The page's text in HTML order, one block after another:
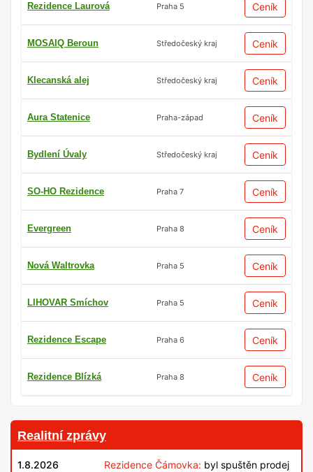
Rezidence Laurová Praha 5 Ceník
MOSAIQ Beroun Středočeský kraj Ceník
Klecanská alej Středočeský kraj Ceník
Aura Statenice Praha-západ Ceník
Bydlení Úvaly Středočeský kraj Ceník
SO-HO Rezidence Praha 7 Ceník
Evergreen Praha 8 Ceník
Nová Waltrovka Praha 5 Ceník
LIHOVAR Smíchov Praha 5 Ceník
Rezidence Escape Praha 6 Ceník
Rezidence Blízká Praha 8 Ceník
Realitní zprávy
1.8.2026 Rezidence Čámovka: byl spuštěn prodej